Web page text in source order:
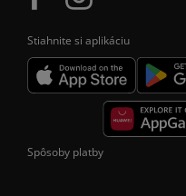
Stiahnite si aplikáciu
Spôsoby platby